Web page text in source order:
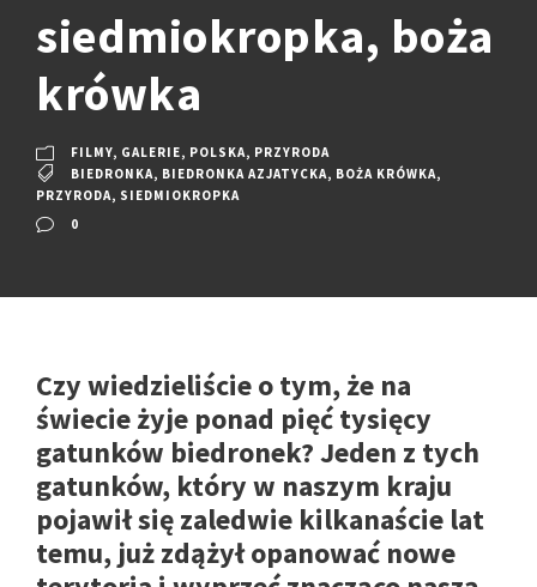
siedmiokropka, boża
krówka
FILMY, GALERIE, POLSKA, PRZYRODA
BIEDRONKA, BIEDRONKA AZJATYCKA, BOŻA KRÓWKA,
PRZYRODA, SIEDMIOKROPKA
0
Czy wiedzieliście o tym, że na
świecie żyje ponad pięć tysięcy
gatunków biedronek? Jeden z tych
gatunków, który w naszym kraju
pojawił się zaledwie kilkanaście lat
temu, już zdążył opanować nowe